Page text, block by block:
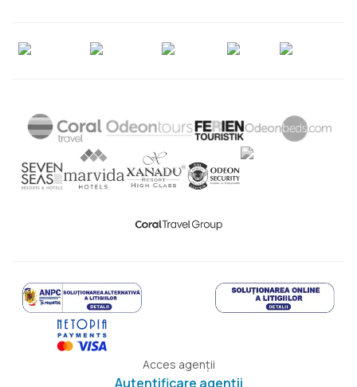
Acces agenții
Autentificare agenții